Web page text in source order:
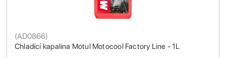
Chladící kapalina Motul Motocool Factory Line - 1L
(AD0866)